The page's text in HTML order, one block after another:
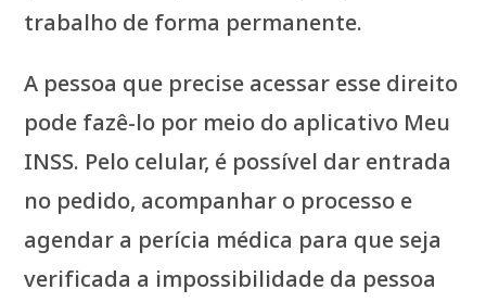
trabalho de forma permanente.
A pessoa que precise acessar esse direito
pode fazê-lo por meio do aplicativo Meu
INSS. Pelo celular, é possível dar entrada
no pedido, acompanhar o processo e
agendar a perícia médica para que seja
verificada a impossibilidade da pessoa